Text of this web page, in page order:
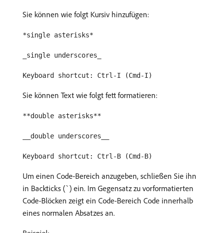
Sie können wie folgt Kursiv hinzufügen:
*single asterisks*
_single underscores_
Keyboard shortcut: Ctrl-I (Cmd-I)
Sie können Text wie folgt fett formatieren:
**double asterisks**
__double underscores__
Keyboard shortcut: Ctrl-B (Cmd-B)
Um einen Code-Bereich anzugeben, schließen Sie ihn
in Backticks (`) ein. Im Gegensatz zu vorformatierten
Code-Blöcken zeigt ein Code-Bereich Code innerhalb
eines normalen Absatzes an.